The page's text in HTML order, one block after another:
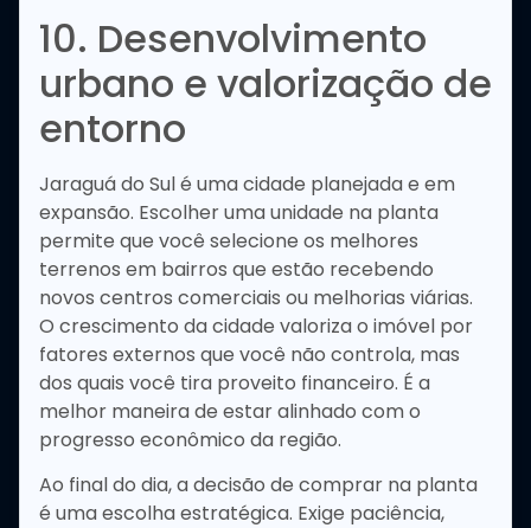
10. Desenvolvimento
urbano e valorização de
entorno
Jaraguá do Sul é uma cidade planejada e em
expansão. Escolher uma unidade na planta
permite que você selecione os melhores
terrenos em bairros que estão recebendo
novos centros comerciais ou melhorias viárias.
O crescimento da cidade valoriza o imóvel por
fatores externos que você não controla, mas
dos quais você tira proveito financeiro. É a
melhor maneira de estar alinhado com o
progresso econômico da região.
Ao final do dia, a decisão de comprar na planta
é uma escolha estratégica. Exige paciência,